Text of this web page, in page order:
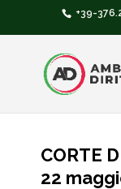
+39-
CORTE
22